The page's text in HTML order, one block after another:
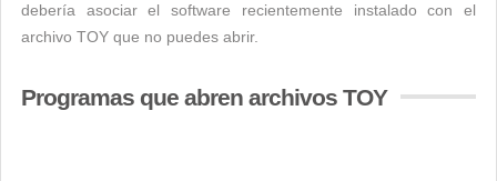
debería asociar el software recientemente instalado con el
archivo TOY que no puedes abrir.
Programas que abren archivos TOY